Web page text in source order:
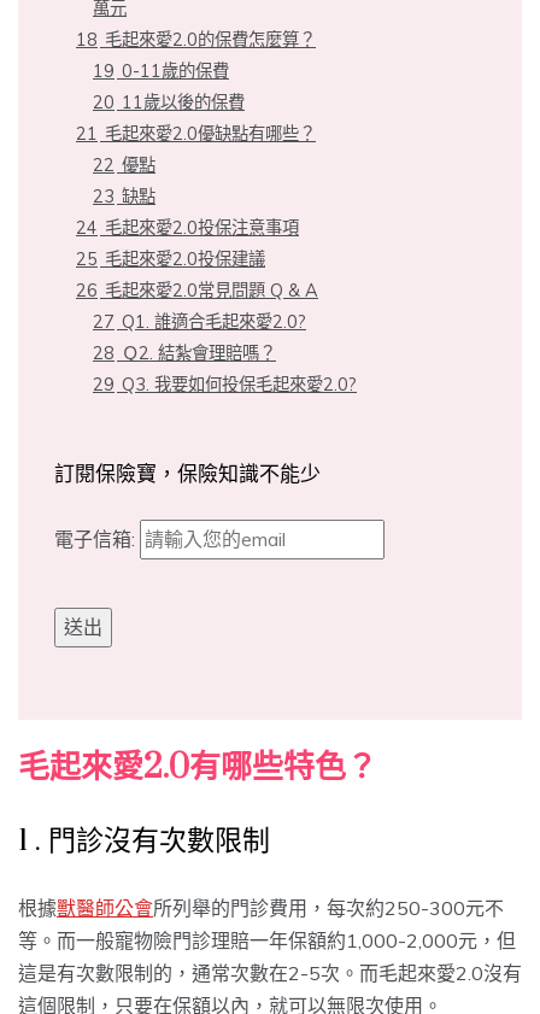
萬元
18 毛起來愛2.0的保費怎麼算？
19 0-11歲的保費
20 11歲以後的保費
21 毛起來愛2.0優缺點有哪些？
22 優點
23 缺點
24 毛起來愛2.0投保注意事項
25 毛起來愛2.0投保建議
26 毛起來愛2.0常見問題 Q & A
27 Q1. 誰適合毛起來愛2.0?
28 Ｑ2. 結紮會理賠嗎？
29 Q3. 我要如何投保毛起來愛2.0?
訂閱保險寶，保險知識不能少
電子信箱:
毛起來愛2.0有哪些特色？
1 . 門診沒有次數限制
根據獸醫師公會所列舉的門診費用，每次約250-300元不
等。而一般寵物險門診理賠一年保額約1,000-2,000元，但
這是有次數限制的，通常次數在2-5次。而毛起來愛2.0沒有
這個限制，只要在保額以內，就可以無限次使用。